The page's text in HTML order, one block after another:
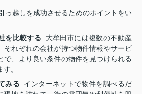
っ越しを成功させるためのポイントをい
を比較する: 大牟田市には複数の不動産
それぞれの会社が持つ物件情報やサービ
で、より良い条件の物件を見つけられる
。
みる: インターネットで物件を調べるだ